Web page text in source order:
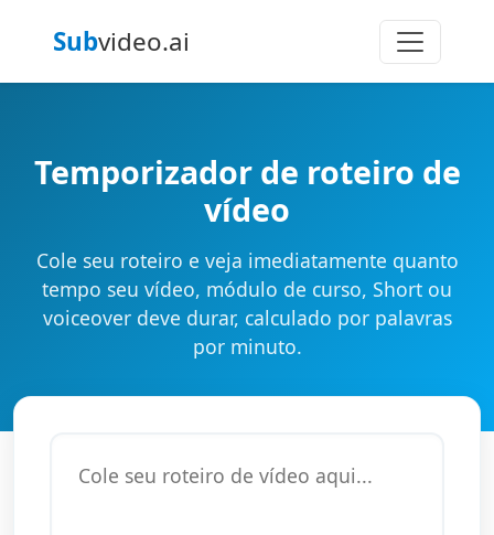
Subvideo.ai
Temporizador de roteiro de
vídeo
Cole seu roteiro e veja imediatamente quanto
tempo seu vídeo, módulo de curso, Short ou
voiceover deve durar, calculado por palavras
por minuto.